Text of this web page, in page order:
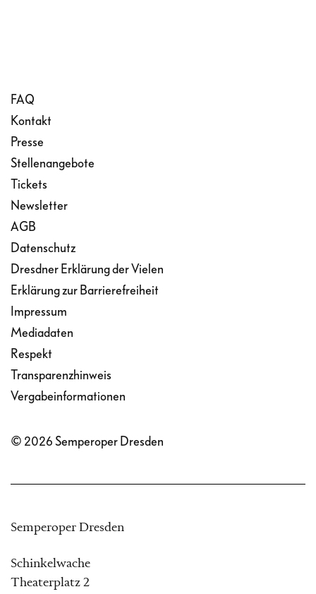
FAQ
Kontakt
Presse
Stellenangebote
Tickets
Newsletter
AGB
Datenschutz
Dresdner Erklärung der Vielen
Erklärung zur Barrierefreiheit
Impressum
Mediadaten
Respekt
Transparenzhinweis
Vergabeinformationen
© 2026 Semperoper Dresden
Semperoper Dresden
Schinkelwache
Theaterplatz 2